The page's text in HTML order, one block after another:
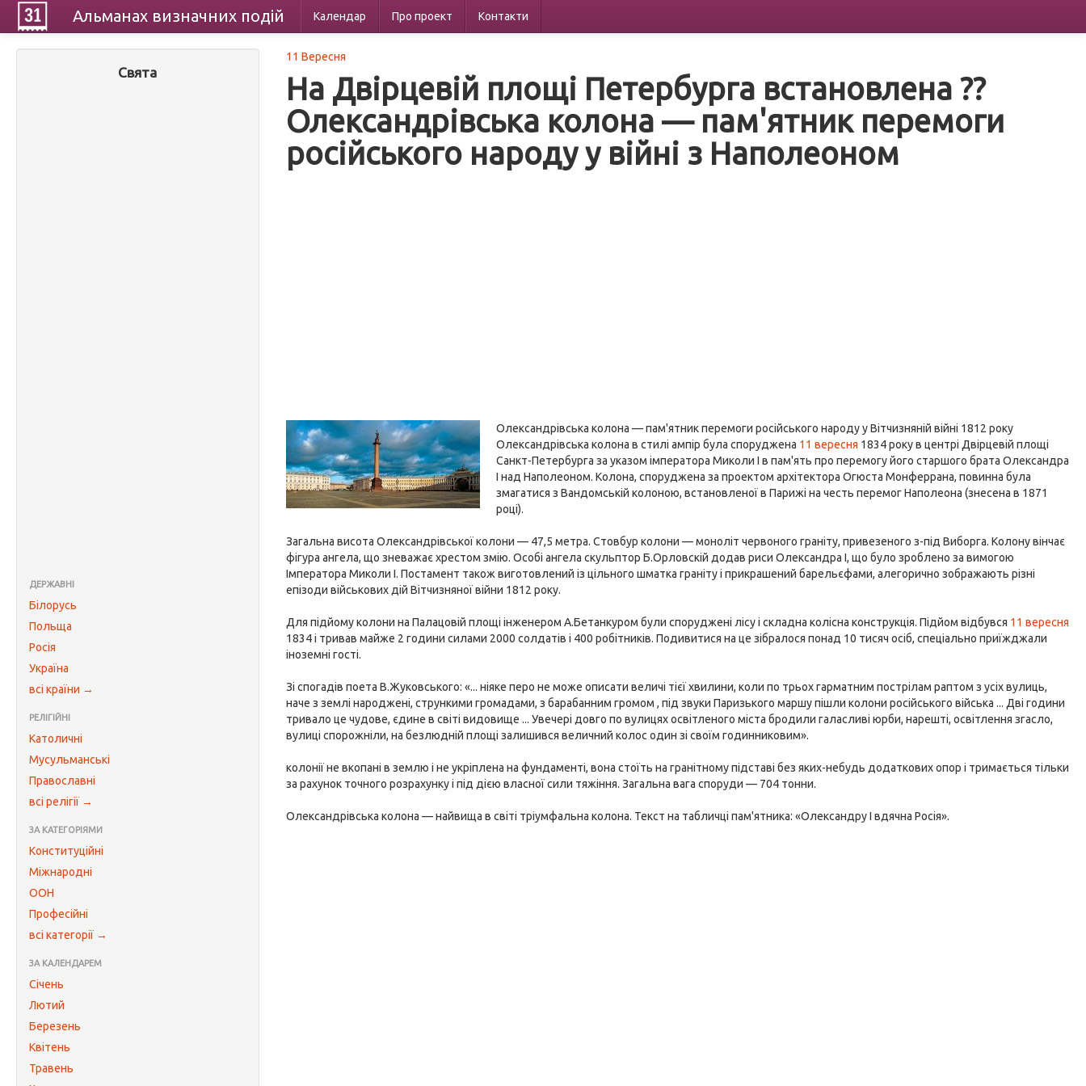
Альманах визначних подій Календар Про проект Контакти
Свята
ДЕРЖАВНІ
Білорусь
Польща
Росія
Україна
всі країни →
РЕЛІГІЙНІ
Католичні
Мусульманські
Православні
всі релігії →
ЗА КАТЕГОРІЯМИ
Конституційні
Міжнародні
ООН
Професійні
всі категорії →
ЗА КАЛЕНДАРЕМ
Січень
Лютий
Березень
Квітень
Травень
11 Вересня
На Двірцевій площі Петербурга встановлена ??
Олександрівська колона — пам'ятник перемоги
російського народу у війні з Наполеоном
Олександрівська колона — пам'ятник перемоги російського народу у Вітчизняній війні 1812 року
Олександрівська колона в стилі ампір була споруджена 11 вересня 1834 року в центрі Двірцевій площі
Санкт-Петербурга за указом імператора Миколи I в пам'ять про перемогу його старшого брата Олександра
I над Наполеоном. Колона, споруджена за проектом архітектора Огюста Монферрана, повинна була
змагатися з Вандомській колоною, встановленої в Парижі на честь перемог Наполеона (знесена в 1871
році).
Загальна висота Олександрівської колони — 47,5 метра. Стовбур колони — моноліт червоного граніту, привезеного з-під Виборга. Колону вінчає
фігура ангела, що зневажає хрестом змію. Особі ангела скульптор Б.Орловскій додав риси Олександра I, що було зроблено за вимогою
Імператора Миколи I. Постамент також виготовлений із цільного шматка граніту і прикрашений барельєфами, алегорично зображають різні
епізоди військових дій Вітчизняної війни 1812 року.
Для підйому колони на Палацовій площі інженером А.Бетанкуром були споруджені лісу і складна колісна конструкція. Підйом відбувся 11 вересня
1834 і тривав майже 2 години силами 2000 солдатів і 400 робітників. Подивитися на це зібралося понад 10 тисяч осіб, спеціально приїжджали
іноземні гості.
Зі спогадів поета В.Жуковського: «... ніяке перо не може описати величі тієї хвилини, коли по трьох гарматним пострілам раптом з усіх вулиць,
наче з землі народжені, стрункими громадами, з барабанним громом , під звуки Паризького маршу пішли колони російського війська ... Дві години
тривало це чудове, єдине в світі видовище ... Увечері довго по вулицях освітленого міста бродили галасливі юрби, нарешті, освітлення згасло,
вулиці спорожніли, на безлюдній площі залишився величний колос один зі своїм годинниковим».
колонії не вкопані в землю і не укріплена на фундаменті, вона стоїть на гранітному підставі без яких-небудь додаткових опор і тримається тільки
за рахунок точного розрахунку і під дією власної сили тяжіння. Загальна вага споруди — 704 тонни.
Олександрівська колона — найвища в світі тріумфальна колона. Текст на табличці пам'ятника: «Олександру I вдячна Росія».